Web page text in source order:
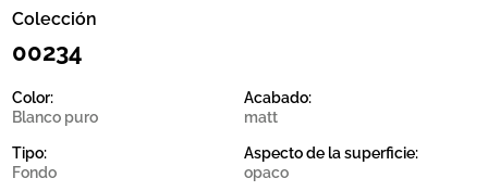
Colección
00234
Color:
Blanco puro
Tipo:
Fondo
Acabado:
matt
Aspecto de la superficie:
opaco